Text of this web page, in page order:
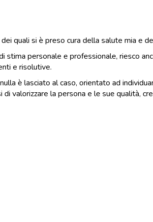
quali si è preso cura della salute mia e
stima personale e professionale, riesco
e risolutive.
è lasciato al caso, orientato ad
valorizzare la persona e le sue qualità,